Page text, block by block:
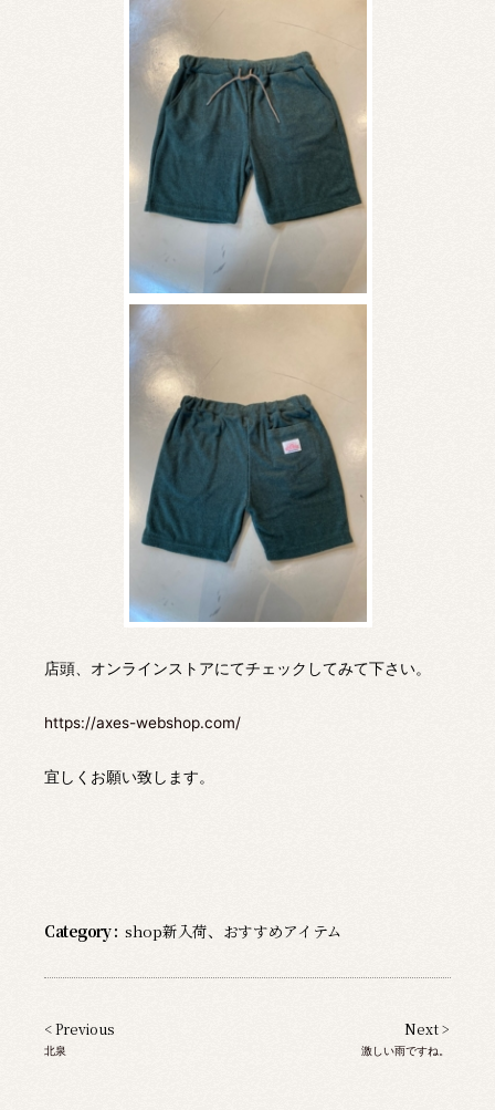
店頭、オンラインストアにてチェックしてみて下さい。
https://axes-webshop.com/
宜しくお願い致します。
Category : shop新入荷、 おすすめアイテム
< Previous
北泉
Next >
激しい雨ですね。